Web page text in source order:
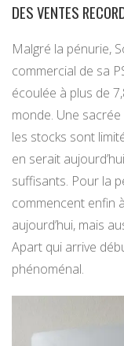
DES VENTES
Malgré la pénurie,
commercial de sa
écoulée à plus de
monde. Une
les stocks sont
en serait
suffisants. Pour la
commencent enfin
aujourd’hui, mais
Apart qui arrive
phénoménal.